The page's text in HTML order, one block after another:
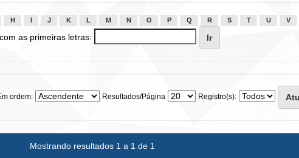
H J K L M N O P Q R S T U V
as primeiras letras:
ordem: Resultados/Página Registro(s):
Mostrando resultados 1 a 1 de 1